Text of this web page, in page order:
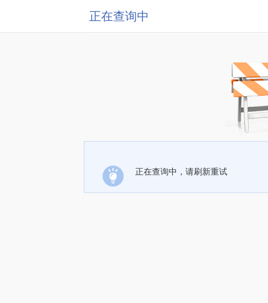
正在查询中
正在查询中，请刷新重试